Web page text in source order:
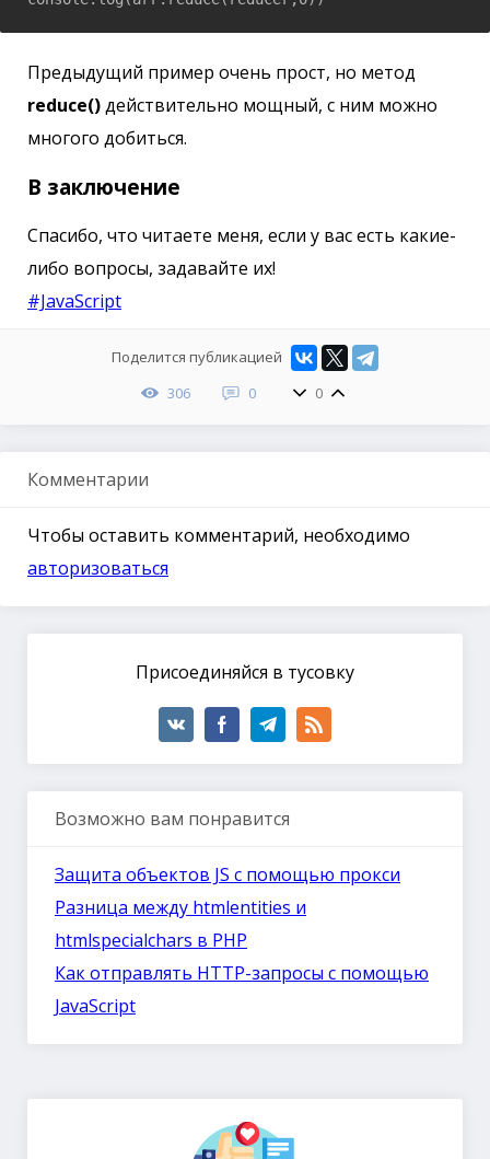
Предыдущий пример очень прост, но метод
reduce()действительно мощный, с ним можно
многого добиться.
В заключение
Спасибо, что читаете меня, если у вас есть какие-
либо вопросы, задавайте их!
#JavaScript
Поделится публикацией
306
0 0
Комментарии
Чтобы оставить комментарий, необходимо
авторизоваться
Присоединяйся в тусовку
Возможно вам понравится
Защита объектов JS с помощью прокси
Разница между htmlentities и
htmlspecialchars в PHP
Как отправлять HTTP-запросы с помощью
JavaScript